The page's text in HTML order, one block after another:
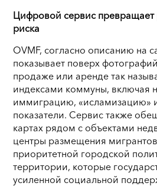
Цифровой сервис превращает
риска
OVMF, согласно описанию на
показывает поверх
продаже или аренде так
индексами коммуны, включая
иммиграцию, «исламизацию»
показатели. Сервис также
картах рядом с объектами
центры размещения
приоритетной городской
территории, которые
усиленной социальной